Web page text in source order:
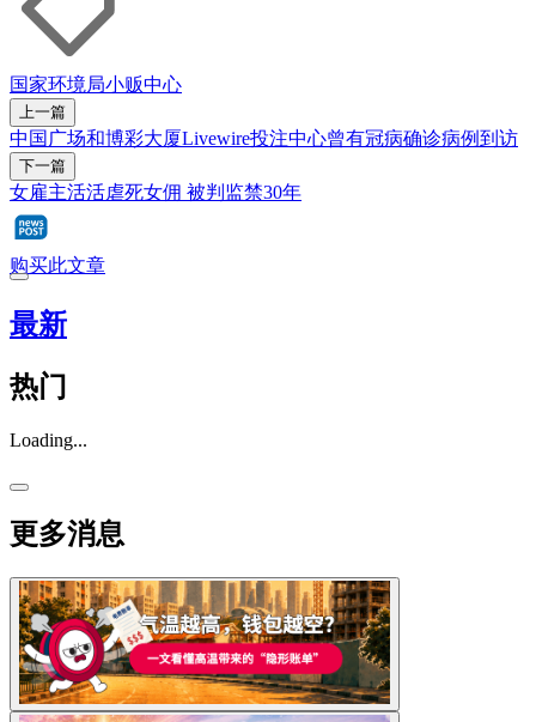
国家环境局小贩中心
上一篇
中国广场和博彩大厦Livewire投注中心曾有冠病确诊病例到访
下一篇
女雇主活活虐死女佣 被判监禁30年
购买此文章
最新
热门
Loading...
更多消息